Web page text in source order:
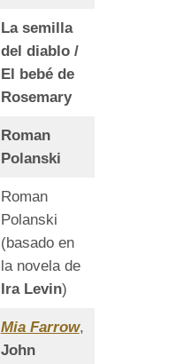
La semilla
del diablo /
El bebé de
Rosemary
Roman
Polanski
Roman
Polanski
(basado en
la novela de
Ira Levin)
Mia Farrow,
John